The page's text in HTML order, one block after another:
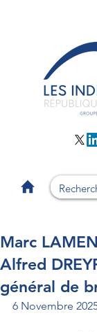
Marc
Alfred
général de
6 Novembre